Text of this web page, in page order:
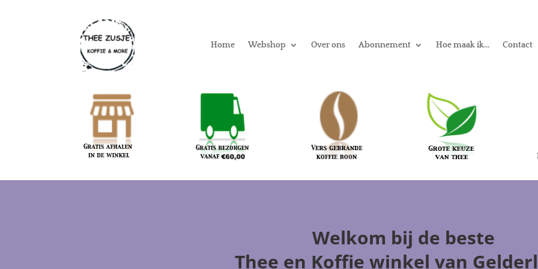
Home Webshop Over ons Abonnement Hoe maak ik… Contact
Welkom bij de beste
Thee en Koffie winkel van